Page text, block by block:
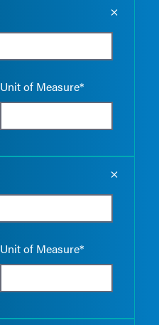
Unit of Measure*
Unit of Measure*